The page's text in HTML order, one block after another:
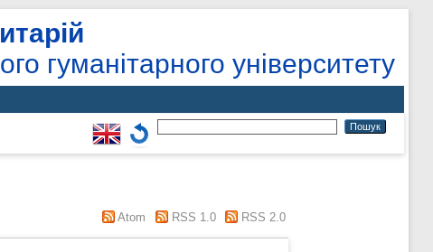
гуманітарного університету
Atom RSS 1.0 RSS 2.0